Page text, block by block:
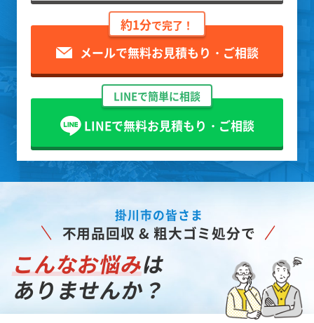
約1分で完了！
メールで無料お見積もり・ご相談
LINEで簡単に相談
LINEで無料お見積もり・ご相談
掛川市の皆さま
不用品回収 & 粗大ゴミ処分で
こんなお悩みは
ありませんか？